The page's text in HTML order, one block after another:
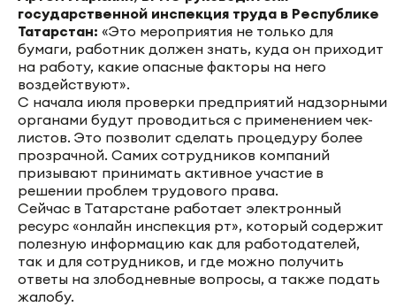
государственной инспекция труда в Республике
Татарстан: «Это мероприятия не только для
бумаги, работник должен знать, куда он приходит
на работу, какие опасные факторы на него
воздействуют».
С начала июля проверки предприятий надзорными
органами будут проводиться с применением чек-
листов. Это позволит сделать процедуру более
прозрачной. Самих сотрудников компаний
призывают принимать активное участие в
решении проблем трудового права.
Сейчас в Татарстане работает электронный
ресурс «онлайн инспекция рт», который содержит
полезную информацию как для работодателей,
так и для сотрудников, и где можно получить
ответы на злободневные вопросы, а также подать
жалобу.